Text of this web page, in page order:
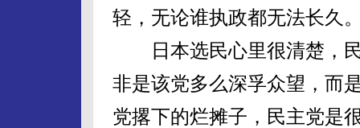
轻，无论谁执政都无法长久
日本选民心里很清楚，民
非是该党多么深孚众望，而
党撂下的烂摊子，民主党是